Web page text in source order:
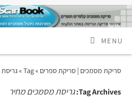
MENU
סריקת מסמכים | סריקת ספרים » Tag » גריסת מסמכים מחיר
Tag Archives: גריסת מסמכים מחיר